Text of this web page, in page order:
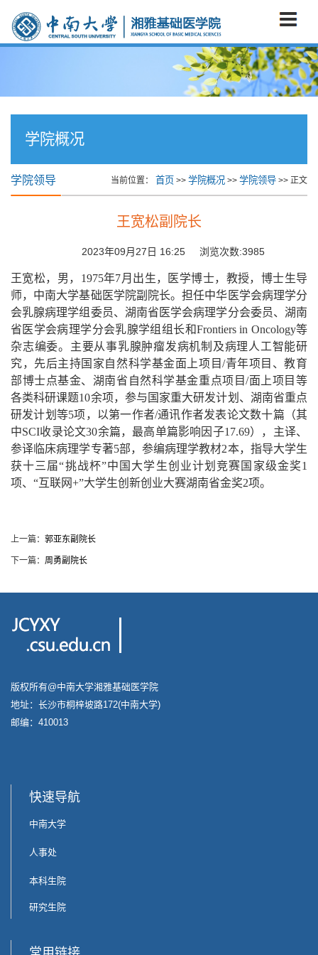
学院概况
学院领导 当前位置： 首页 >> 学院概况 >> 学院领导 >> 正文
王宽松副院长
2023年09月27日 16:25 浏览次数:3985
王宽松，男， 1975年7月出生，医学博士，教授，博士生导
师，中南大学基础医学院副院长。担任中华医学会病理学分
会乳腺病理学组委员、湖南省医学会病理学分会委员、湖南
省医学会病理学分会乳腺学组组长和Frontiers in Oncology等
杂志编委。主要从事乳腺肿瘤发病机制及病理人工智能研
究，先后主持国家自然科学基金面上项目/青年项目、教育
部博士点基金、湖南省自然科学基金重点项目/面上项目等
各类科研课题10余项，参与国家重大研发计划、湖南省重点
研发计划等5项，以第一作者/通讯作者发表论文数十篇（其
中SCI收录论文30余篇，最高单篇影响因子17.69），主译、
参译临床病理学专著5部，参编病理学教材2本，指导大学生
获十三届“挑战杯”中国大学生创业计划竞赛国家级金奖1
项、“互联网+”大学生创新创业大赛湖南省金奖2项。
上一篇： 郭亚东副院长
下一篇： 周勇副院长
版权所有@中南大学湘雅基础医学院
地址：长沙市桐梓坡路172(中南大学)
邮编：410013
快速导航
中南大学
人事处
本科生院
研究生院